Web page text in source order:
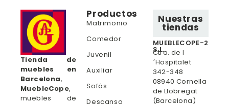
Tienda de
muebles en
Barcelona,
MuebleCope,
muebles de
Productos
Matrimonio
Comedor
Juvenil
Auxiliar
Sofás
Descanso
Nuestras
tiendas
MUEBLECOPE-2
S.L.
Ctra. de l
´Hospitalet
342-348
08940 Cornella
de Llobregat
(Barcelona)